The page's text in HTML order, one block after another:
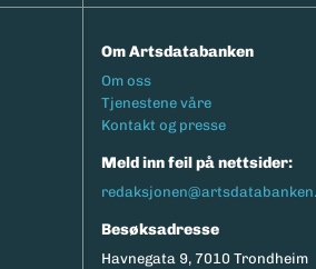
Om Artsdatabanken
Footermeny
Om oss
Tjenestene våre
Kontakt og presse
Meld inn feil på nettsider:
Besøksadresse
Havnegata 9, 7010 Trondheim